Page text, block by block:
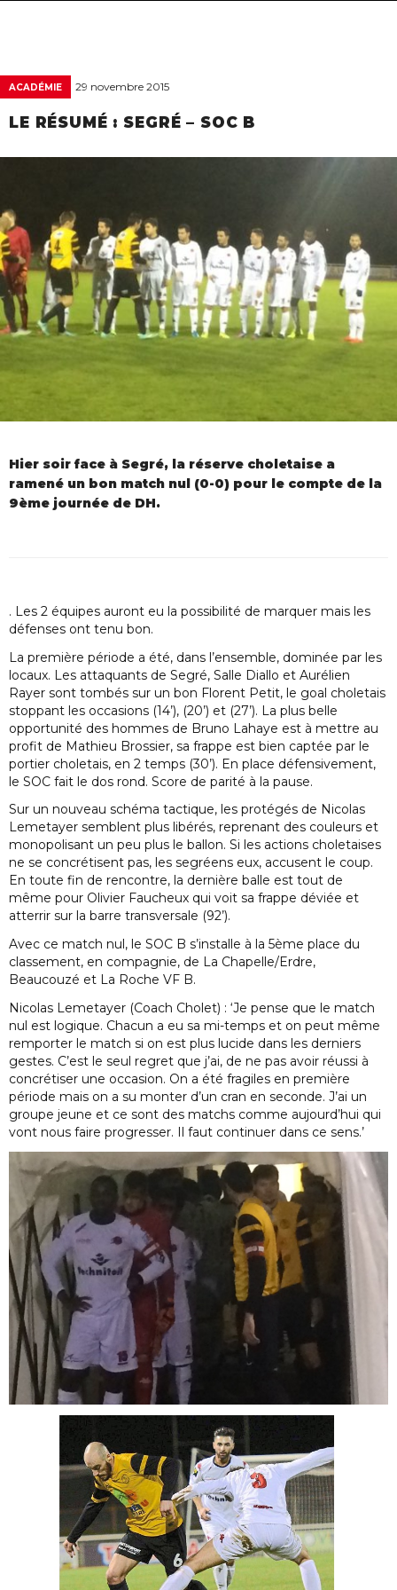
ACADÉMIE 29 novembre 2015
LE RÉSUMÉ : SEGRÉ – SOC B
Hier soir face à Segré, la réserve choletaise a
ramené un bon match nul (0-0) pour le compte de la
9ème journée de DH.
. Les 2 équipes auront eu la possibilité de marquer mais les
défenses ont tenu bon.
La première période a été, dans l’ensemble, dominée par les
locaux. Les attaquants de Segré, Salle Diallo et Aurélien
Rayer sont tombés sur un bon Florent Petit, le goal choletais
stoppant les occasions (14’), (20’) et (27’). La plus belle
opportunité des hommes de Bruno Lahaye est à mettre au
profit de Mathieu Brossier, sa frappe est bien captée par le
portier choletais, en 2 temps (30’). En place défensivement,
le SOC fait le dos rond. Score de parité à la pause.
Sur un nouveau schéma tactique, les protégés de Nicolas
Lemetayer semblent plus libérés, reprenant des couleurs et
monopolisant un peu plus le ballon. Si les actions choletaises
ne se concrétisent pas, les segréens eux, accusent le coup.
En toute fin de rencontre, la dernière balle est tout de
même pour Olivier Faucheux qui voit sa frappe déviée et
atterrir sur la barre transversale (92’).
Avec ce match nul, le SOC B s’installe à la 5ème place du
classement, en compagnie, de La Chapelle/Erdre,
Beaucouzé et La Roche VF B.
Nicolas Lemetayer (Coach Cholet) : ‘Je pense que le match
nul est logique. Chacun a eu sa mi-temps et on peut même
remporter le match si on est plus lucide dans les derniers
gestes. C’est le seul regret que j’ai, de ne pas avoir réussi à
concrétiser une occasion. On a été fragiles en première
période mais on a su monter d’un cran en seconde. J’ai un
groupe jeune et ce sont des matchs comme aujourd’hui qui
vont nous faire progresser. Il faut continuer dans ce sens.’